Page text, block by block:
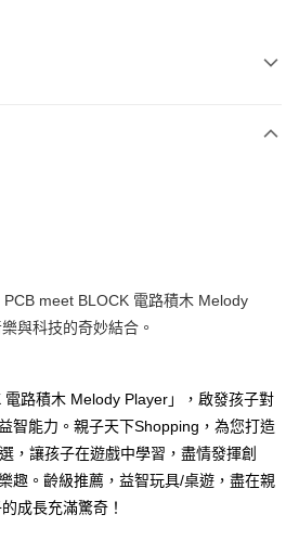
台灣大哥大用戶可立即使用無須另外申請。
分期的期數、繳款截止日，確認付款後即完
費用金額請依後續交易確認頁面所載為準。
往確認交易或遇審核未通過，訂單將自動取
況，表示未達大哥付你分期系統評分，恕無
「大哥付你分期」於每月結算日後寄送繳費提
品之後才付款」的支付方式。 讓您購物簡單
需綁卡、不需儲值。
訊認證，即可結帳。
後，再付款。
、海外及郵局i郵箱)
以上)免運費
meet BLOCK 電路積木 Melody
與科技的奇妙結合。
路積木 Melody Player」，啟發孩子對
智能力。親子天下Shopping，為您打造
，讓孩子在遊戲中學習，盡情發揮創
趣。齡級推薦，益智玩具/桌遊，盡在親
成長充滿驚奇！